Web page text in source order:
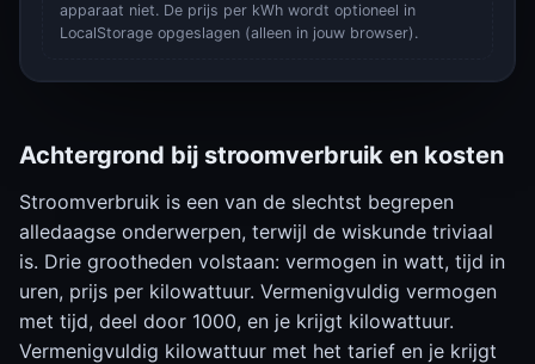
apparaat niet. De prijs per kWh wordt optioneel in
LocalStorage opgeslagen (alleen in jouw browser).
Achtergrond bij stroomverbruik en kosten
Stroomverbruik is een van de slechtst begrepen
alledaagse onderwerpen, terwijl de wiskunde triviaal
is. Drie grootheden volstaan: vermogen in watt, tijd in
uren, prijs per kilowattuur. Vermenigvuldig vermogen
met tijd, deel door 1000, en je krijgt kilowattuur.
Vermenigvuldig kilowattuur met het tarief en je krijgt